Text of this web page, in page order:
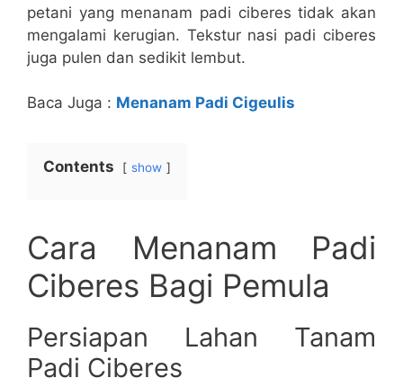
petani yang menanam padi ciberes tidak akan
mengalami kerugian. Tekstur nasi padi ciberes
juga pulen dan sedikit lembut.
Baca Juga : Menanam Padi Cigeulis
Contents show
Cara Menanam Padi
Ciberes Bagi Pemula
Persiapan Lahan Tanam
Padi Ciberes